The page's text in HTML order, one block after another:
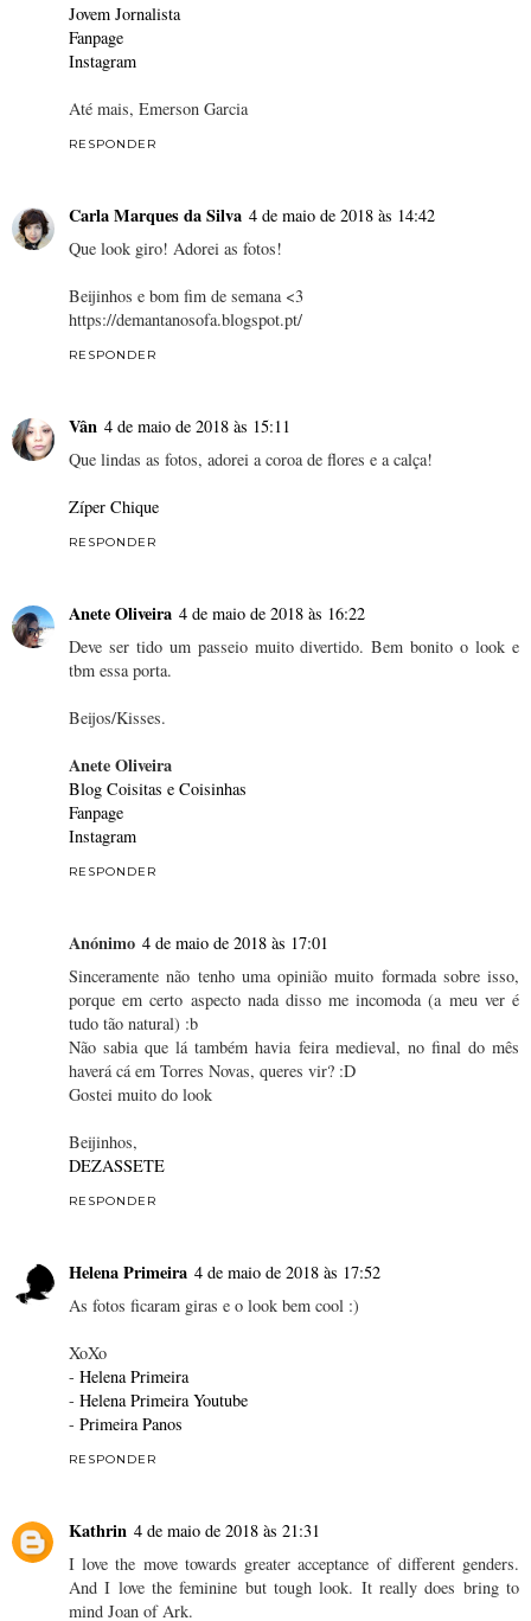
Jovem Jornalista
Fanpage
Instagram
Até mais, Emerson Garcia
RESPONDER
Carla Marques da Silva 4 de maio de 2018 às 14:42
Que look giro! Adorei as fotos!
Beijinhos e bom fim de semana <3
https://demantanosofa.blogspot.pt/
RESPONDER
Vân 4 de maio de 2018 às 15:11
Que lindas as fotos, adorei a coroa de flores e a calça!
Zíper Chique
RESPONDER
Anete Oliveira 4 de maio de 2018 às 16:22
Deve ser tido um passeio muito divertido. Bem bonito o look e
tbm essa porta.
Beijos/Kisses.
Anete Oliveira
Blog Coisitas e Coisinhas
Fanpage
Instagram
RESPONDER
Anónimo 4 de maio de 2018 às 17:01
Sinceramente não tenho uma opinião muito formada sobre isso,
porque em certo aspecto nada disso me incomoda (a meu ver é
tudo tão natural) :b
Não sabia que lá também havia feira medieval, no final do mês
haverá cá em Torres Novas, queres vir? :D
Gostei muito do look
Beijinhos,
DEZASSETE
RESPONDER
Helena Primeira 4 de maio de 2018 às 17:52
As fotos ficaram giras e o look bem cool :)
XoXo
- Helena Primeira
- Helena Primeira Youtube
- Primeira Panos
RESPONDER
Kathrin 4 de maio de 2018 às 21:31
I love the move towards greater acceptance of different genders.
And I love the feminine but tough look. It really does bring to
mind Joan of Ark.